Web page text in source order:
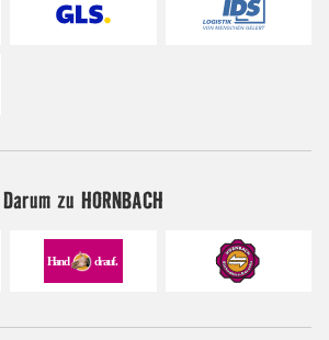
Darum zu HORNBACH